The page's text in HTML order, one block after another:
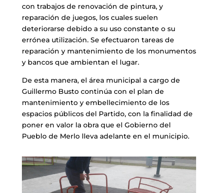
con trabajos de renovación de pintura, y
reparación de juegos, los cuales suelen
deteriorarse debido a su uso constante o su
errónea utilización. Se efectuaron tareas de
reparación y mantenimiento de los monumentos
y bancos que ambientan el lugar.
De esta manera, el área municipal a cargo de
Guillermo Busto continúa con el plan de
mantenimiento y embellecimiento de los
espacios públicos del Partido, con la finalidad de
poner en valor la obra que el Gobierno del
Pueblo de Merlo lleva adelante en el municipio.